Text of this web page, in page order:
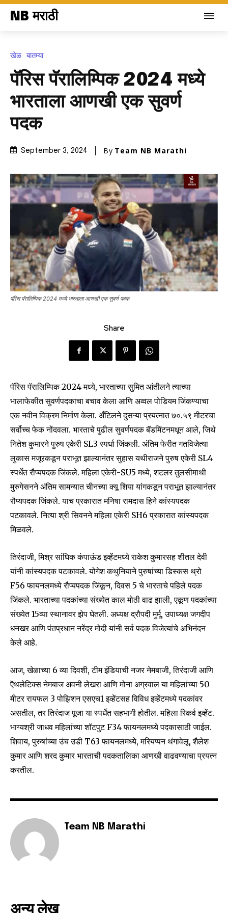
Join our community of
conversation.
To subscribe, simply enter your email address on our website
or click the subscribe button below. Don't worry, we respect
your privacy and won't spam your inbox. Your information is
safe with us.
6,300
NB मराठी
खेळ बातम्या
पॅरिस पॅरालिम्पिक 2024 मध्ये
भारताला आणखी एक सुवर्ण
पदक
September 3, 2024 By Team NB Marathi
पॅरिस पॅरालिम्पिक 2024 मध्ये भारताला आणखी एक सुवर्ण पदक
Share
पॅरिस पॅरालिम्पिक 2024 मध्ये, भारताच्या सुमित आंतीलने त्याच्या
भालाफेकीत सुवर्णपदकाचा बचाव केला आणि अव्वल पोडियम जिंकण्याचा
एक नवीन विक्रम निर्माण केला. अँटिलने दुसऱ्या प्रयत्नात ७०.५९ मीटरचा
सर्वोच्च फेक नोंदवला. भारताचे पुढील सुवर्णपदक बॅडमिंटनमधून आले, जिथे
नितेश कुमारने पुरुष एकेरी SL3 स्पर्धा जिंकली. अंतिम फेरीत गतविजेत्या
लुकास मजूरकडून पराभूत झाल्यानंतर सुहास यथीराजने पुरुष एकेरी SL4
स्पर्धेत रौप्यपदक जिंकले. महिला एकेरी-SU5 मध्ये, शटलर तुलसीमाथी
मुरुगेसनने अंतिम सामन्यात चीनच्या क्यू शिया यांगकडून पराभूत झाल्यानंतर
रौप्यपदक जिंकले. याच प्रकारात मनिषा रामदास हिने कांस्यपदक
पटकावले. नित्या श्री सिवनने महिला एकेरी SH6 प्रकारात कांस्यपदक
मिळवले.
तिरंदाजी, मिश्र सांघिक कंपाऊंड इव्हेंटमध्ये राकेश कुमारसह शीतल देवी
यांनी कांस्यपदक पटकावले. योगेश कथुनियाने पुरुषांच्या डिस्कस थ्रो
F56 फायनलमध्ये रौप्यपदक जिंकून, दिवस 5 चे भारताचे पहिले पदक
जिंकले. भारताच्या पदकांच्या संख्येत काल मोठी वाढ झाली, एकूण पदकांच्या
संख्येत 15व्या स्थानावर झेप घेतली. अध्यक्ष द्रौपदी मुर्मू, उपाध्यक्ष जगदीप
धनखर आणि पंतप्रधान नरेंद्र मोदी यांनी सर्व पदक विजेत्यांचे अभिनंदन
केले आहे.
आज, खेळाच्या 6 व्या दिवशी, टीम इंडियाची नजर नेमबाजी, तिरंदाजी आणि
ऍथलेटिक्स नेमबाज अवनी लेखरा आणि मोना अग्रवाल या महिलांच्या 50
मीटर रायफल 3 पोझिशन एसएच1 इव्हेंटसह विविध इव्हेंटमध्ये पदकांवर
असतील, तर तिरंदाज पूजा या स्पर्धेत सहभागी होतील. महिला रिकर्व इव्हेंट.
भाग्यश्री जाधव महिलांच्या शॉटपुट F34 फायनलमध्ये पदकासाठी जाईल.
शिवाय, पुरुषांच्या उंच उडी T63 फायनलमध्ये, मरियप्पन थंगावेलू, शैलेश
कुमार आणि शरद कुमार भारताची पदकतालिका आणखी वाढवण्याचा प्रयत्न
करतील.
Team NB Marathi
अन्य लेख